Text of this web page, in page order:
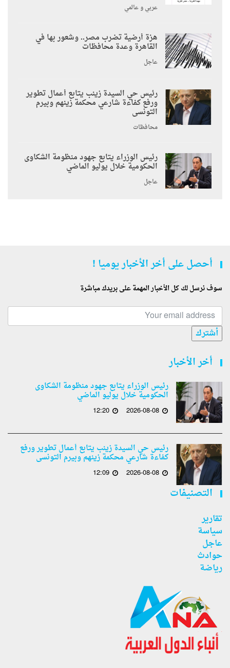
عربي و عالمي
هزة أرضية تضرب مصر.. وشعور بها في
القاهرة وعدة محافظات
عاجل
رئيس حي السيدة زينب يتابع أعمال تطوير
ورفع كفاءة شارعي محكمة زينهم وبيرم
التونسى
محافظات
رئيس الوزراء يتابع جهود منظومة الشكاوى
الحكومية خلال يوليو الماضي
عاجل
أحصل على أخر الأخبار يوميا !
سوف نرسل لك كل الأخبار المهمة على بريدك مباشرة
أشترك
أخر الأخبار
رئيس الوزراء يتابع جهود منظومة الشكاوى
الحكومية خلال يوليو الماضي
2026-08-08
12:20
رئيس حي السيدة زينب يتابع أعمال تطوير ورفع
كفاءة شارعي محكمة زينهم وبيرم التونسى
2026-08-08
12:09
التصنيفات
تقارير
سياسة
عاجل
حوادث
رياضة